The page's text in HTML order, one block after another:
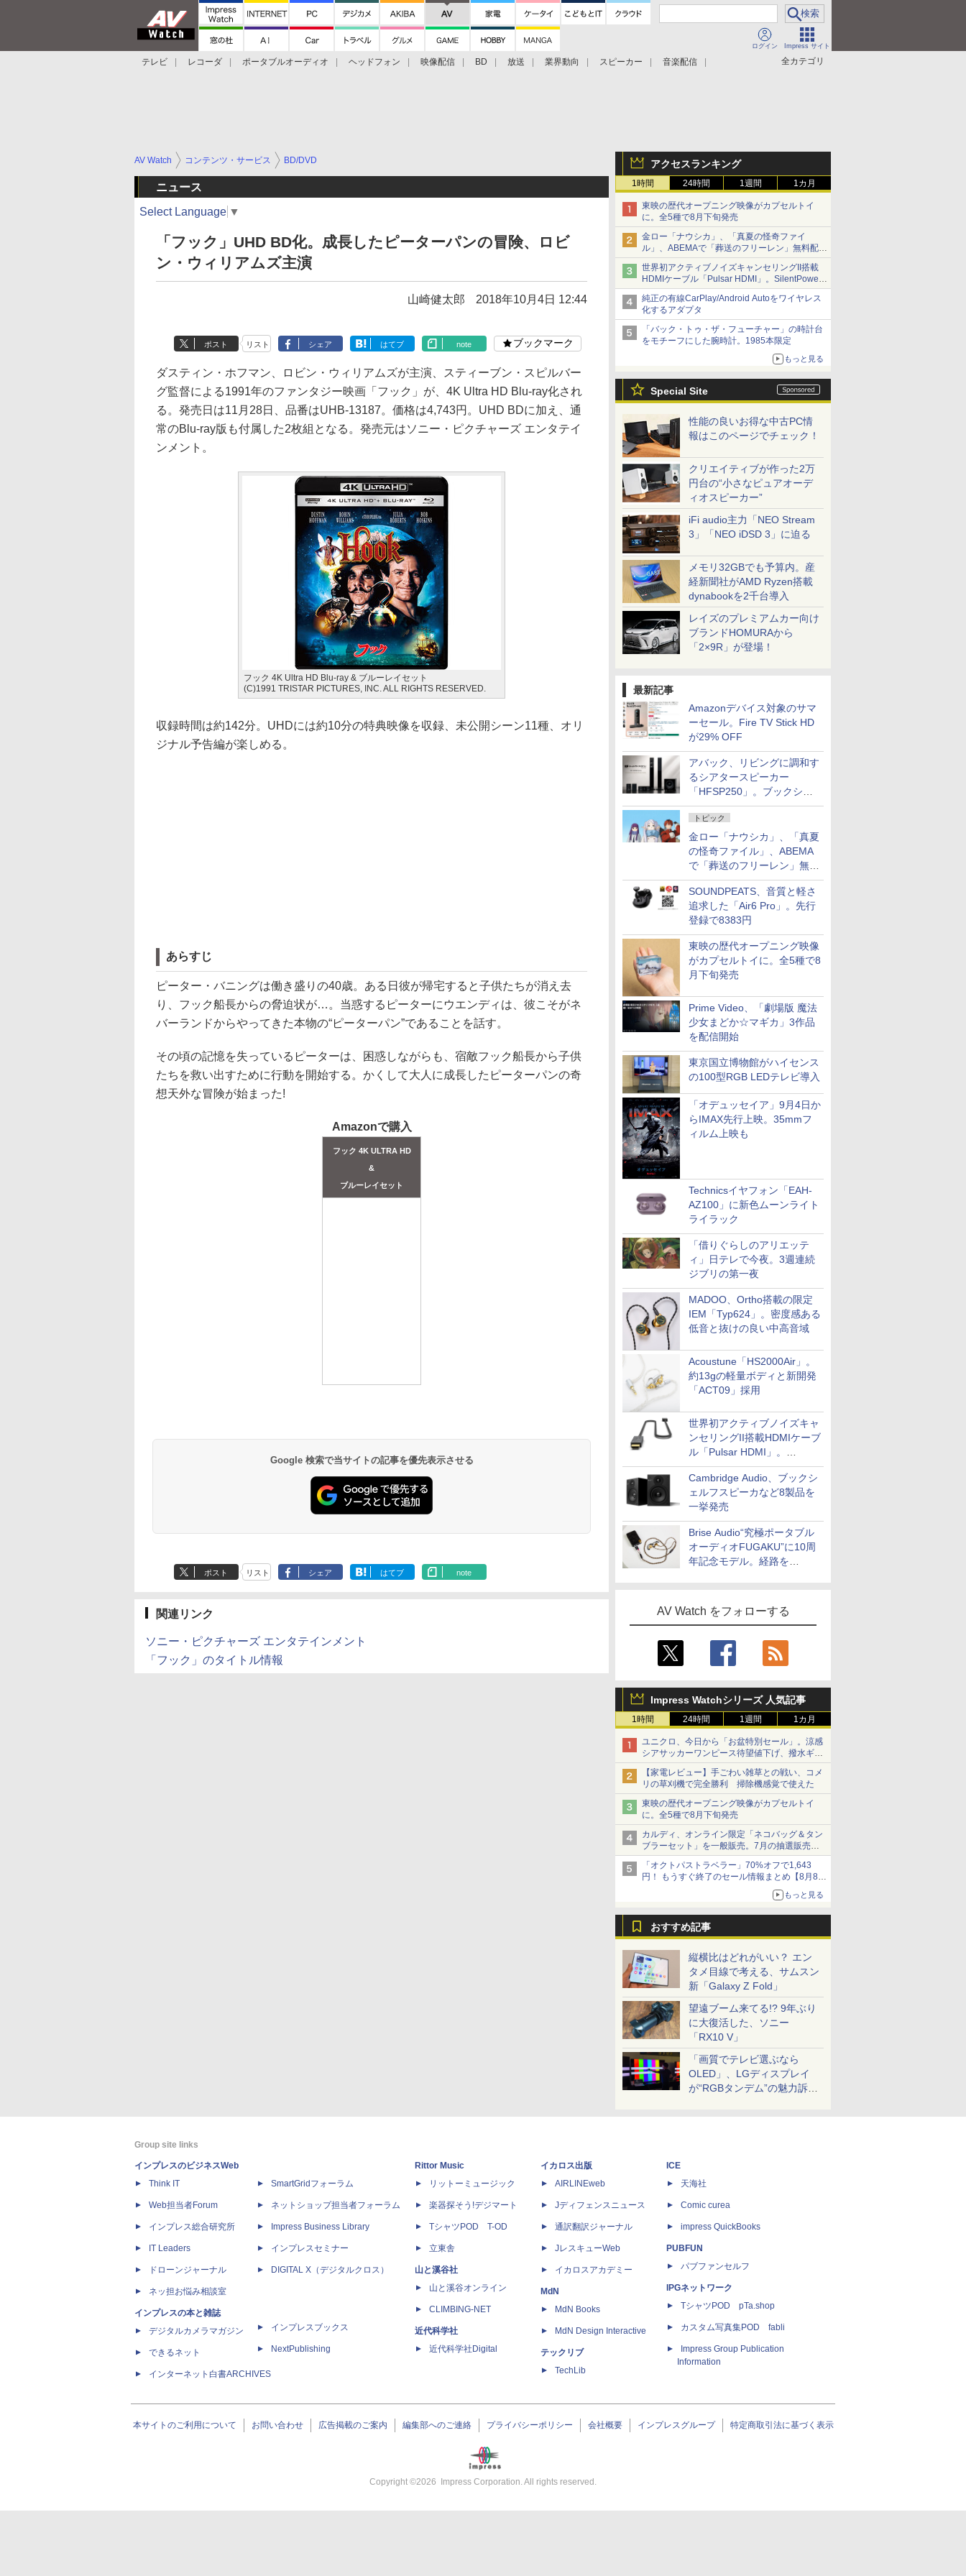
ログイン Impress サイト
全カテゴリ
テレビ レコーダ ポータブルオーディオ ヘッドフォン 映像配信 BD 放送 業界動向 スピーカー
音楽配信
アクセスランキング
1時間 24時間 1週間 1カ月
東映の歴代オープニング映像がカプセルトイ
に。全5種で8月下旬発売
金ロー「ナウシカ」、「真夏の怪奇ファイ
ル」、ABEMAで「葬送のフリーレン」無料配信
など。夏の特番・配信情報
世界初アクティブノイズキャンセリングII搭載
HDMIケーブル「Pulsar HDMI」。SilentPower
から
純正の有線CarPlay/Android Autoをワイヤレス
化するアダプタ
「バック・トゥ・ザ・フューチャー」の時計台
をモチーフにした腕時計。1985本限定
もっと見る
Special Site
性能の良いお得な中古PC情
報はこのページでチェック！
クリエイティブが作った2万
円台の“小さなピュアオーデ
ィオスピーカー”
iFi audio主力「NEO Stream
3」「NEO iDSD 3」に迫る
メモリ32GBでも予算内。産
経新聞社がAMD Ryzen搭載
dynabookを2千台導入
レイズのプレミアムカー向け
ブランドHOMURAから
「2×9R」が登場！
最新記事
Amazonデバイス対象のサマ
ーセール。Fire TV Stick HD
が29% OFF
アバック、リビングに調和す
るシアタースピーカー
「HFSP250」。ブックシェ
ルフはペア3万円以下
トピック
金ロー「ナウシカ」、「真夏
の怪奇ファイル」、ABEMA
で「葬送のフリーレン」無料
配信など。夏の特番・配信情
報
SOUNDPEATS、音質と軽さ
追求した「Air6 Pro」。先行
登録で8383円
東映の歴代オープニング映像
がカプセルトイに。全5種で8
月下旬発売
Prime Video、「劇場版 魔法
少女まどか☆マギカ」3作品
を配信開始
東京国立博物館がハイセンス
の100型RGB LEDテレビ導入
「オデュッセイア」9月4日か
らIMAX先行上映。35mmフ
ィルム上映も
Technicsイヤフォン「EAH-
AZ100」に新色ムーンライト
ライラック
「借りぐらしのアリエッテ
ィ」日テレで今夜。3週連続
ジブリの第一夜
MADOO、Ortho搭載の限定
IEM「Typ624」。密度感ある
低音と抜けの良い中高音域
Acoustune「HS2000Air」。
約13gの軽量ボディと新開発
「ACT09」採用
世界初アクティブノイズキャ
ンセリングII搭載HDMIケーブ
ル「Pulsar HDMI」。
SilentPowerから
Cambridge Audio、ブックシ
ェルフスピーカなど8製品を
一挙発売
Brise Audio“究極ポータブル
オーディオFUGAKU”に10周
年記念モデル。経路を
AV Watch をフォローする
Impress Watchシリーズ 人気記事
1時間 24時間 1週間 1カ月
ユニクロ、今日から「お盆特別セール」。涼感
シアサッカーワンピース待望値下げ、撥水ギア
ショーツは1990円に
【家電レビュー】手ごわい雑草との戦い、コメ
リの草刈機で完全勝利 掃除機感覚で使えた
東映の歴代オープニング映像がカプセルトイ
に。全5種で8月下旬発売
カルディ、オンライン限定「ネコバッグ＆タン
ブラーセット」を一般販売。7月の抽選販売の
当選無効分
「オクトパストラベラー」70%オフで1,643
円！ もうすぐ終了のセール情報まとめ【8月8日
ニンテンドーeショップでは「大神 絶景版」が
もっと見る
おすすめ記事
縦横比はどれがいい？ エン
タメ目線で考える、サムスン
新「Galaxy Z Fold」
望遠ブーム来てる!? 9年ぶり
に大復活した、ソニー
「RX10 V」
「画質でテレビ選ぶなら
OLED」、LGディスプレイ
が“RGBタンデム”の魅力訴
AV Watch コンテンツ・サービス BD/DVD
ニュース
Select Language ▼
「フック」UHD BD化。成長したピーターパンの冒険、ロビ
ン・ウィリアムズ主演
山崎健太郎 2018年10月4日 12:44
ポスト リスト シェア はてブ note ブックマーク
ダスティン・ホフマン、ロビン・ウィリアムズが主演、スティーブン・スピルバー
グ監督による1991年のファンタジー映画「フック」が、4K Ultra HD Blu-ray化され
る。発売日は11月28日、品番はUHB-13187。価格は4,743円。UHD BDに加え、通
常のBlu-ray版も付属した2枚組となる。発売元はソニー・ピクチャーズ エンタテイ
ンメント。
フック 4K Ultra HD Blu-ray & ブルーレイセット
(C)1991 TRISTAR PICTURES, INC. ALL RIGHTS RESERVED.
収録時間は約142分。UHDには約10分の特典映像を収録、未公開シーン11種、オリ
ジナル予告編が楽しめる。
あらすじ
ピーター・バニングは働き盛りの40歳。ある日彼が帰宅すると子供たちが消え去
り、フック船長からの脅迫状が…。当惑するピーターにウエンディは、彼こそがネ
バーランドからやってきた本物の“ピーターパン”であることを話す。
その頃の記憶を失っているピーターは、困惑しながらも、宿敵フック船長から子供
たちを救い出すために行動を開始する。かくして大人に成長したピーターパンの奇
想天外な冒険が始まった!
Amazonで購入
フック 4K ULTRA HD
&
ブルーレイセット
Google 検索で当サイトの記事を優先表示させる
ポスト リスト シェア はてブ note
関連リンク
ソニー・ピクチャーズ エンタテインメント
「フック」のタイトル情報
Group site links
インプレスのビジネスWeb
Think IT
Web担当者Forum
インプレス総合研究所
IT Leaders
ドローンジャーナル
ネッ担お悩み相談室
インプレスの本と雑誌
デジタルカメラマガジン
できるネット
インターネット白書ARCHIVES
SmartGridフォーラム
ネットショップ担当者フォーラム
Impress Business Library
インプレスセミナー
DIGITAL X（デジタルクロス）
インプレスブックス
NextPublishing
Rittor Music
リットーミュージック
楽器探そう!デジマート
TシャツPOD T-OD
立東舎
山と溪谷社
山と溪谷オンライン
CLIMBING-NET
近代科学社
近代科学社Digital
イカロス出版
AIRLINEweb
Jディフェンスニュース
通訳翻訳ジャーナル
JレスキューWeb
イカロスアカデミー
MdN
MdN Books
MdN Design Interactive
テックリブ
TechLib
ICE
天海社
Comic curea
impress QuickBooks
PUBFUN
パブファンセルフ
IPGネットワーク
TシャツPOD pTa.shop
カスタム写真集POD fabli
Impress Group Publication
Information
本サイトのご利用について お問い合わせ 広告掲載のご案内 編集部へのご連絡 プライバシーポリシー 会社概要 インプレスグループ 特定商取引法に基づく表示
Copyright ©2026 Impress Corporation. All rights reserved.